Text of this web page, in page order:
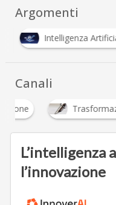
Argomenti
Intelligenza
Canali
Innovazione
L’intelligenza
l’innovazione